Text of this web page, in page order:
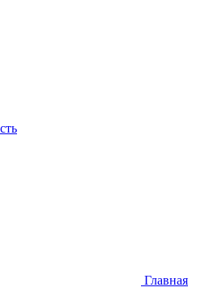
Главная